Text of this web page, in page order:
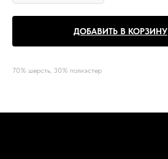
ДОБАВИТЬ В КОРЗИНУ
70% шерсть, 30% полиэстер